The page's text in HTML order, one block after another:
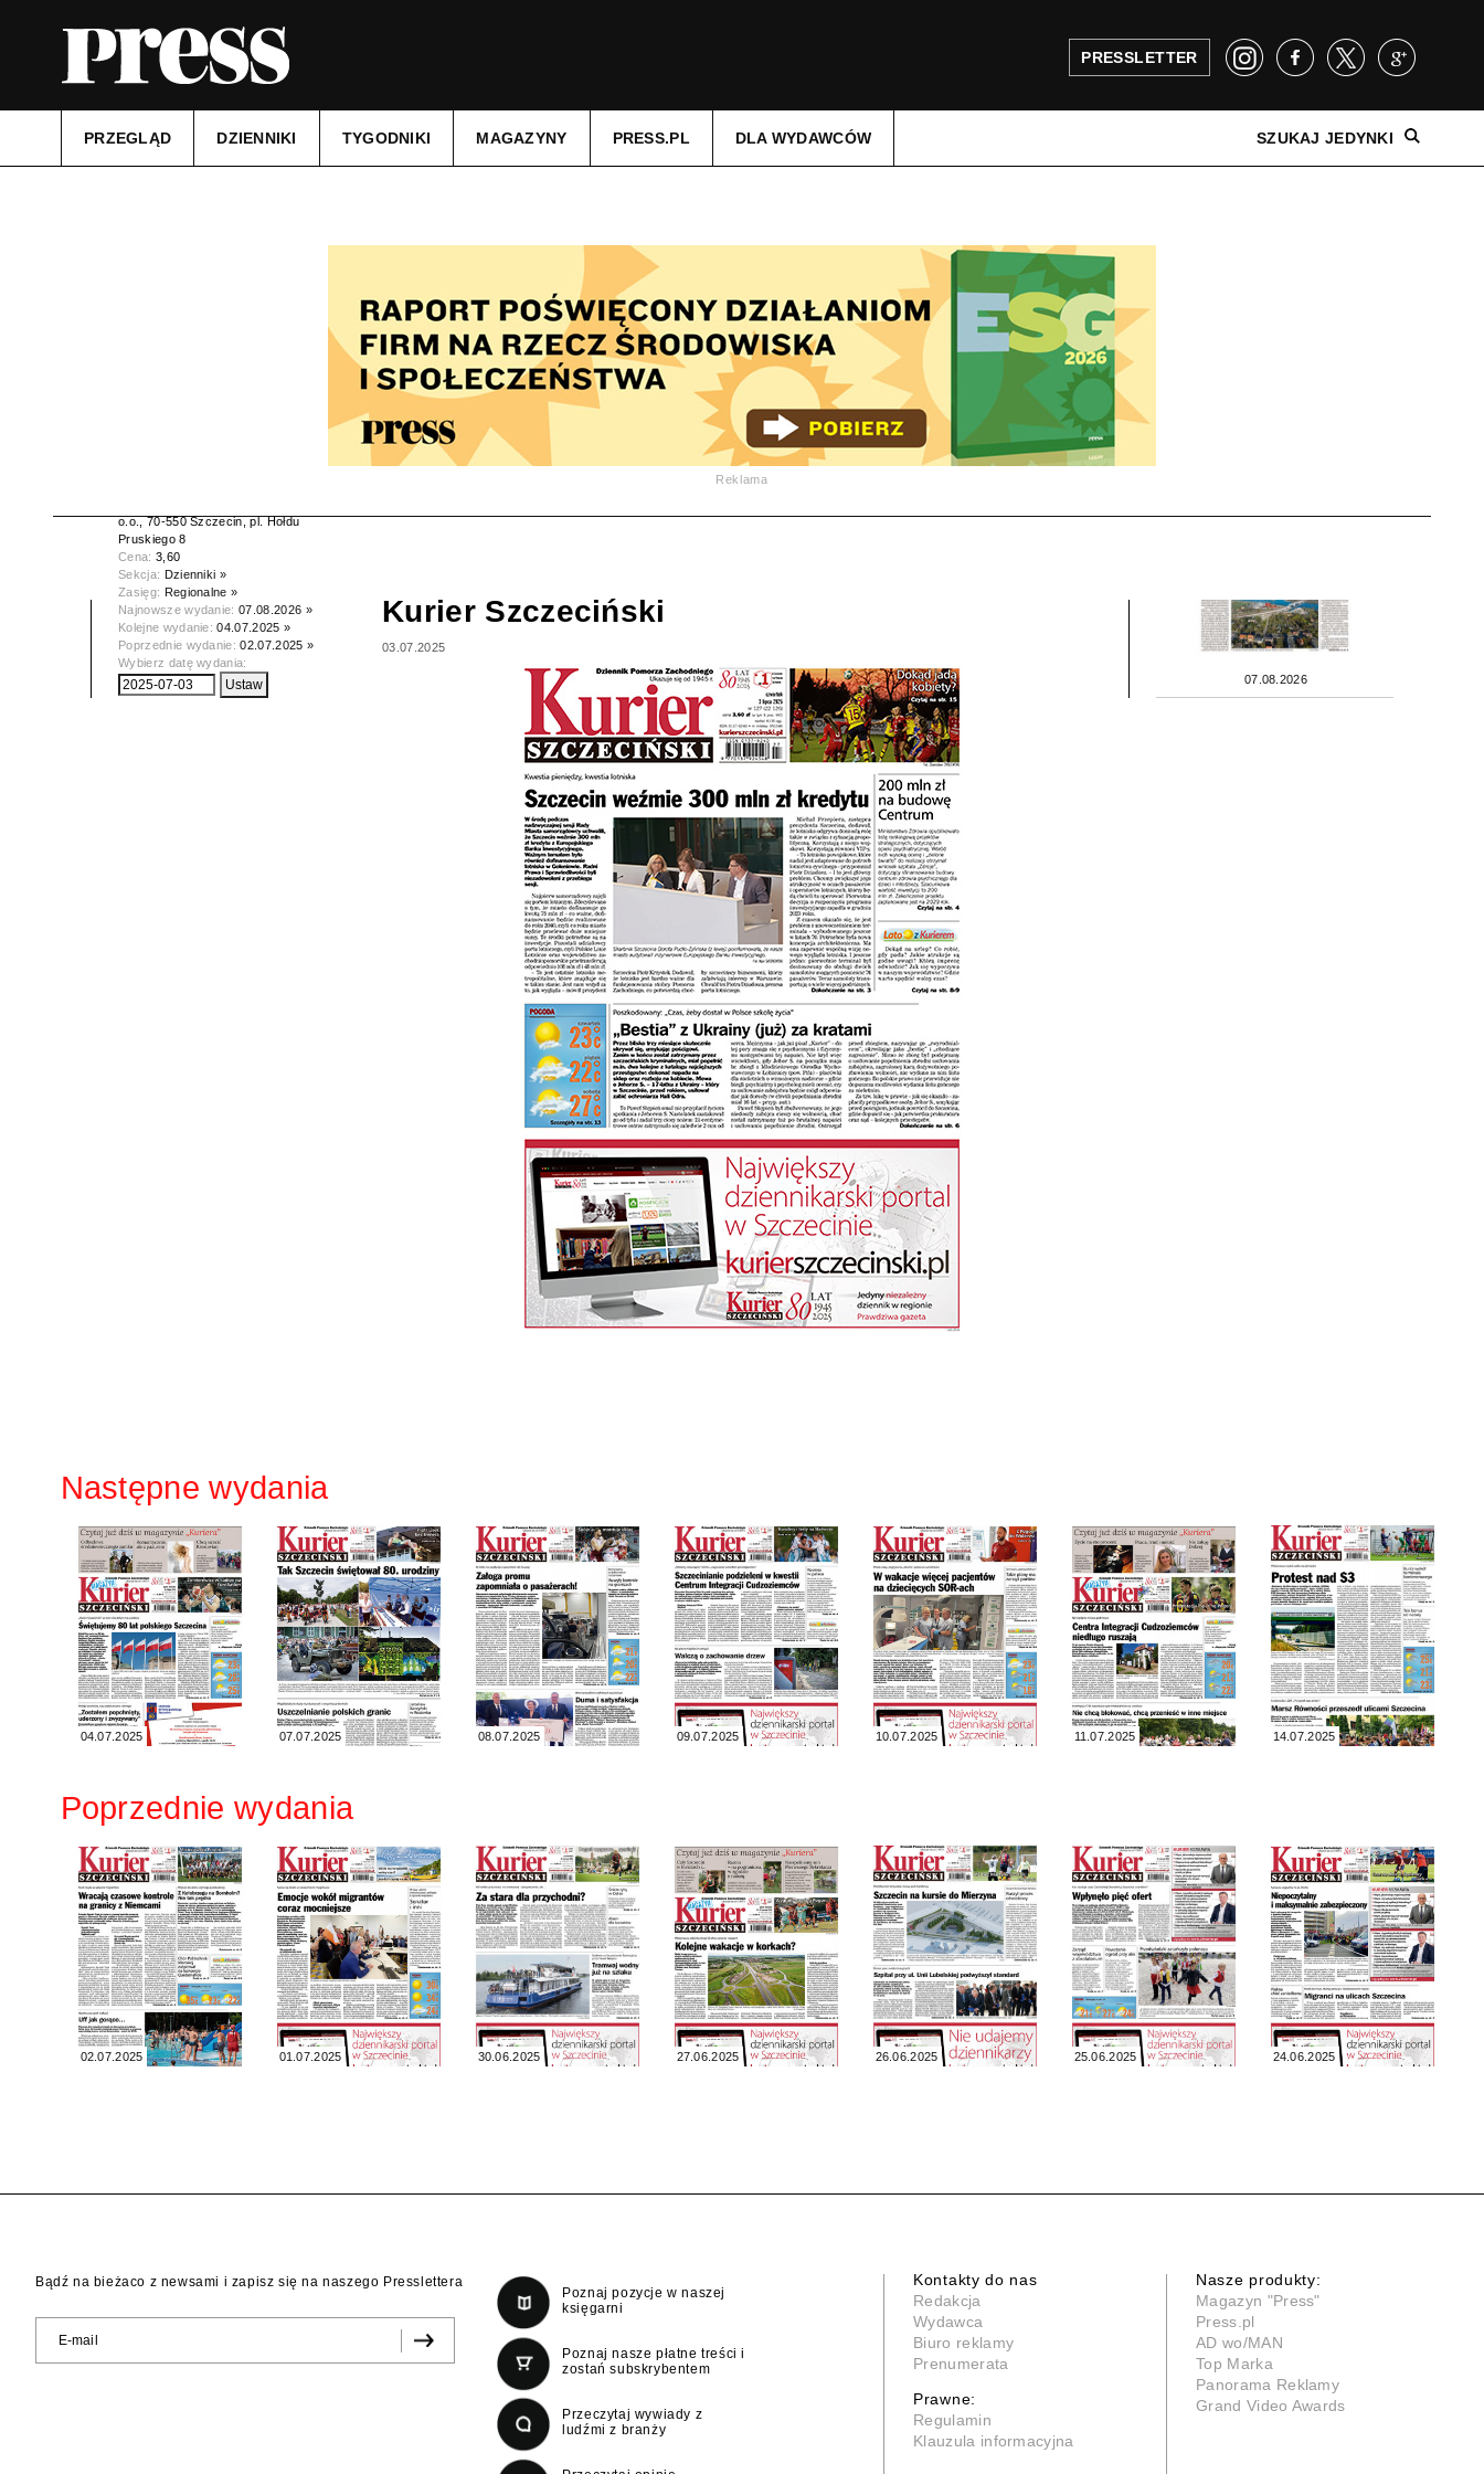
PRESSLETTER
PRZEGLĄD DZIENNIKI TYGODNIKI MAGAZYNY PRESS.PL DLA WYDAWCÓW SZUKAJ JEDYNKI
Reklama
o.o., 70-550 Szczecin, pl. Hołdu
Pruskiego 8
Cena: 3,60
Sekcja: Dzienniki »
Zasięg: Regionalne »
Najnowsze wydanie:07.08.2026 »
Kolejne wydanie:04.07.2025 »
Poprzednie wydanie:02.07.2025 »
Wybierz datę wydania:
Kurier Szczeciński
03.07.2025
07.08.2026
Następne wydania
04.07.2025 07.07.2025 08.07.2025 09.07.2025 10.07.2025 11.07.2025 14.07.2025
Poprzednie wydania
02.07.2025 01.07.2025 30.06.2025 27.06.2025 26.06.2025 25.06.2025 24.06.2025
Bądź na bieżaco z newsami i zapisz się na naszego Presslettera
Poznaj pozycje w naszej
księgarni
Poznaj nasze płatne treści i
zostań subskrybentem
Przeczytaj wywiady z
ludźmi z branży
Kontakty do nas
Redakcja
Wydawca
Biuro reklamy
Prenumerata
Prawne:
Regulamin
Klauzula informacyjna
Nasze produkty:
Magazyn "Press"
Press.pl
AD wo/MAN
Top Marka
Panorama Reklamy
Grand Video Awards